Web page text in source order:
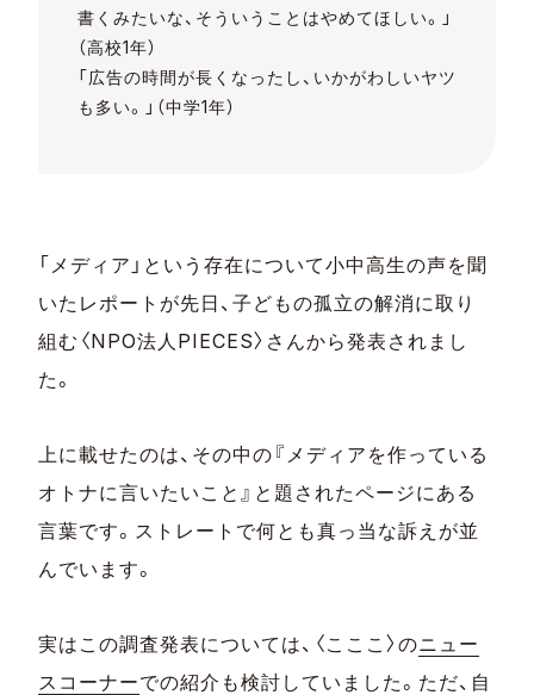
書くみたいな、そういうことはやめてほしい。」
（高校1年）
「広告の時間が長くなったし、いかがわしいヤツ
も多い。」（中学1年）
「メディア」という存在について小中高生の声を聞
いたレポートが先日、子どもの孤立の解消に取り
組む〈NPO法人PIECES〉さんから発表されまし
た。
上に載せたのは、その中の『メディアを作っている
オトナに言いたいこと』と題されたページにある
言葉です。ストレートで何とも真っ当な訴えが並
んでいます。
実はこの調査発表については、〈こここ〉のニュー
スコーナーでの紹介も検討していました。ただ、自